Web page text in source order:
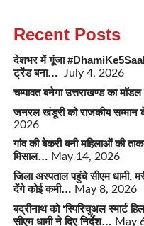
Recent Posts
देशभर में गूंजा #DhamiKe5Saal,
ट्रेंड बना…
July 4, 2026
चम्पावत बनेगा उत्तराखण्ड का
जनरल खंडूरी को राजकीय सम्मान
2026
गांव की बेकरी बनी महिलाओं की
मिसाल… May 14, 2026
जिला अस्पताल पहुंचे सीएम धामी,
देंगे कोई कमी… May 8, 2026
बद्रीनाथ को ‘स्पिरिचुअल स्मार्ट
सीएम धामी ने दिए निर्देश… May